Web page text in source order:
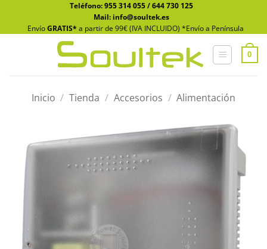
contenido
Teléfono:955 314 055/644 730 125
Mail: info@soultek.es
EnvíoGRATIS* a partir de 99€ (IVA INCLUIDO) *Envío a Península
0
Inicio / Tienda / Accesorios / Alimentación